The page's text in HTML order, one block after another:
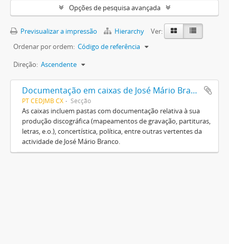
Opções de pesquisa avançada
Previsualizar a impressão Hierarchy
Ver:
Ordenar por ordem: Código de referência
Direção: Ascendente
Documentação em caixas de José Mário Branco
PT CEDJMB CX Secção
As caixas incluem pastas com documentação relativa à sua
produção discográfica (mapeamentos de gravação, partituras,
letras, e.o.), concertística, política, entre outras vertentes da
actividade de José Mário Branco.